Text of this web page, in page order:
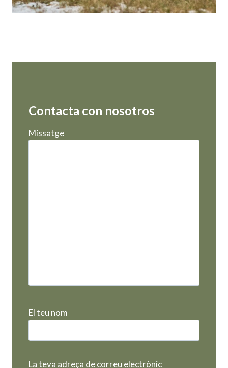
Contacta con nosotros
Missatge
El teu nom
La teva adreça de correu electrònic